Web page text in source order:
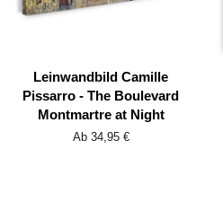
Leinwandbild Camille
Pissarro - The Boulevard
Montmartre at Night
Ab 34,95 €